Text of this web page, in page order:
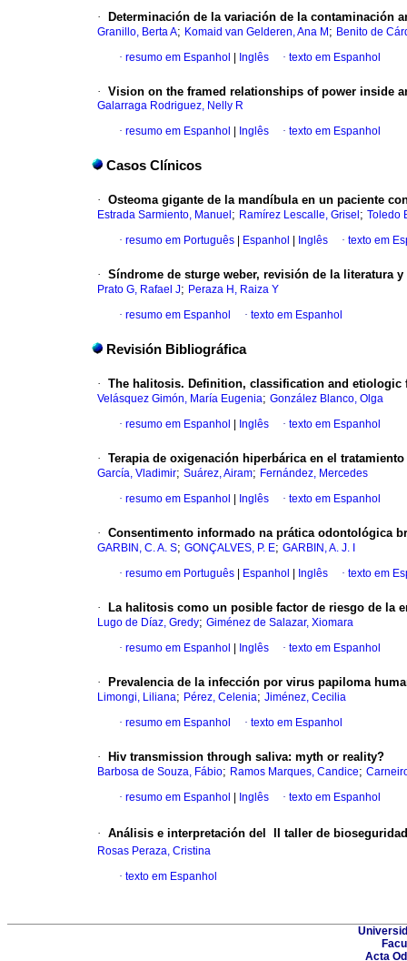
· Determinación de la variación de la contaminación
Granillo, Berta A; Komaid van Gelderen, Ana M ; Benito de
· resumo em Espanhol Inglês · texto em Espanhol
· Vision on the framed relationships of power inside
Galarraga Rodriguez, Nelly R
· resumo em Espanhol Inglês · texto em Espanhol
Casos Clínicos
· Osteoma gigante de la mandíbula en un paciente
Estrada Sarmiento, Manuel ; Ramírez Lescalle, Grisel ; Toledo
· resumo em Português Espanhol Inglês · texto em
· Síndrome de sturge weber, revisión de la literatura
Prato G, Rafael J; Peraza H, Raiza Y
· resumo em Espanhol · texto em Espanhol
Revisión Bibliográfica
· The halitosis. Definition, classification and etiologic
Velásquez Gimón, María Eugenia; González Blanco, Olga
· resumo em Espanhol Inglês · texto em Espanhol
· Terapia de oxigenación hiperbárica en el
García, Vladimir; Suárez, Airam; Fernández, Mercedes
· resumo em Espanhol Inglês · texto em Espanhol
· Consentimento informado na prática odontológica
GARBIN, C. A. S; GONÇALVES, P. E; GARBIN, A. J. I
· resumo em Português Espanhol Inglês · texto em
· La halitosis como un posible factor de riesgo de la
Lugo de Díaz, Gredy; Giménez de Salazar, Xiomara
· resumo em Espanhol Inglês · texto em Espanhol
· Prevalencia de la infección por virus papiloma
Limongi, Liliana; Pérez, Celenia; Jiménez, Cecilia
· resumo em Espanhol · texto em Espanhol
· Hiv transmission through saliva: myth or reality?
Barbosa de Souza, Fábio; Ramos Marques, Candice;
· resumo em Espanhol Inglês · texto em Espanhol
· Análisis e interpretación del II taller de
Rosas Peraza, Cristina
· texto em Espanhol
Acta